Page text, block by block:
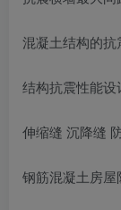
混凝土结构的抗
结构抗震性能
伸缩缝 沉降缝
钢筋混凝土房屋